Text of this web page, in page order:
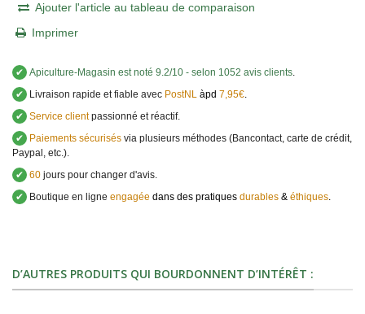
Ajouter l'article au tableau de comparaison
Imprimer
✔ Apiculture-Magasin est noté 9.2/10 - selon 1052 avis clients.
✔
Livraison rapide et fiable avec PostNL àpd 7,95€.
✔ Service clientpassionné et réactif.
✔
Paiements sécurisés via plusieurs méthodes (Bancontact, carte de crédit,
Paypal, etc.).
✔ 60 jours pour changer d'avis.
✔
Boutique en ligne engagée dans des pratiques durables & éthiques.
D’AUTRES PRODUITS QUI BOURDONNENT D’INTÉRÊT :